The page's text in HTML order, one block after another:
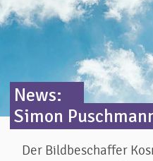
News:
Simon
Der Bildbeschaffer